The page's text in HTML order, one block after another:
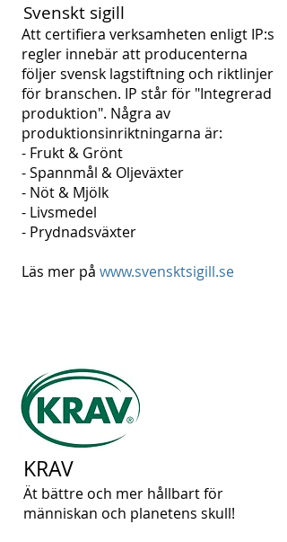
Svenskt sigill
Att certifiera verksamheten enligt IP:s
regler innebär att producenterna
följer svensk lagstiftning och riktlinjer
för branschen. IP står för "Integrerad
produktion". Några av
produktionsinriktningarna är:
- Frukt & Grönt
- Spannmål & Oljeväxter
- Nöt & Mjölk
- Livsmedel
- Prydnadsväxter
Läs mer på www.svensktsigill.se
KRAV
Ät bättre och mer hållbart för
människan och planetens skull!